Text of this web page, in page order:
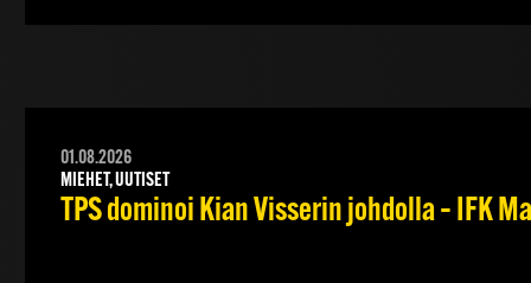
01.08.2026
MIEHET, UUTISET
TPS dominoi Kian Visserin johdolla – IFK